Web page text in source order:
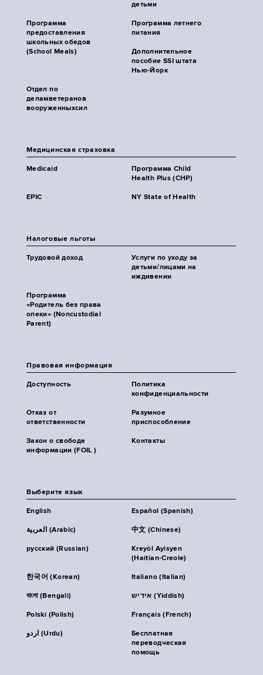
детьми
Программа
предоставления
школьных обедов
(School Meals)
Программа летнего
питания
Дополнительное
пособие SSI штата
Нью-Йорк
Отдел по
деламветеранов
вооруженныхсил
Медицинская страховка
Medicaid
Программа Child
Health Plus (CHP)
EPIC NY State of Health
Налоговые льготы
Трудовой доход
Услуги по уходу за
детьми/лицами на
иждивении
Программа
«Родитель без права
опеки» (Noncustodial
Parent)
Правовая информация
Доступность
Политика
конфиденциальности
Отказ от
ответственности
Разумное
приспособление
Закон о свободе
информации (FOIL )
Контакты
Выберите язык
English Español (Spanish)
العربية (Arabic) 中文 (Chinese)
русский (Russian)
Kreyòl Ayisyen
(Haitian-Creole)
한국어 (Korean) Italiano (Italian)
বাংলা (Bengali) אידיש (Yiddish)
Polski (Polish) Français (French)
اردو (Urdu)
Бесплатная
переводческая
помощь